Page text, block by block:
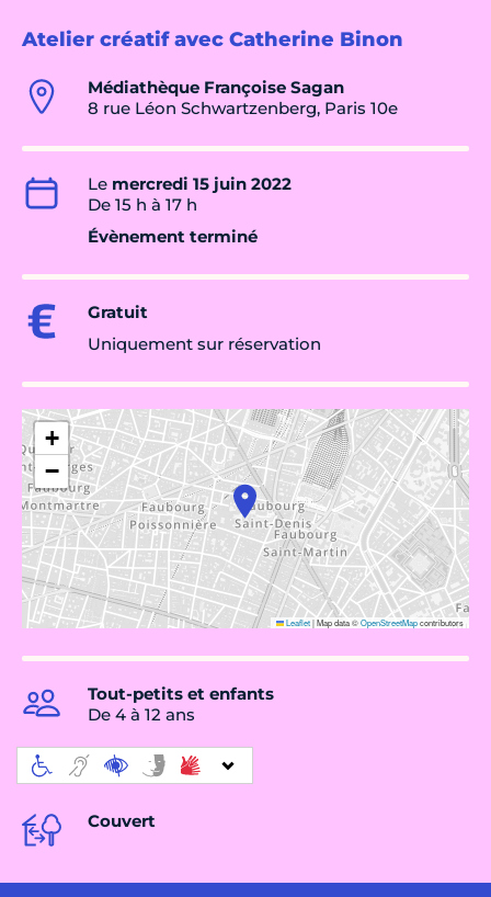
Atelier créatif avec Catherine Binon
Médiathèque Françoise Sagan
8 rue Léon Schwartzenberg, Paris 10e
Le mercredi 15 juin 2022
De 15 h à 17 h
Évènement terminé
Gratuit
Uniquement sur réservation
+
−
Leaflet|Map data ©OpenStreetMapcontributors
Tout-petits et enfants
De 4 à 12 ans
Couvert